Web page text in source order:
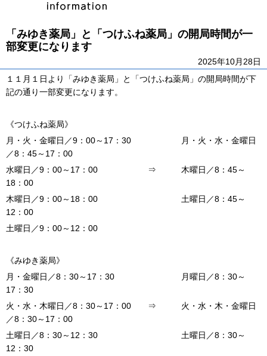
「みゆき薬局」と「つけふね薬局」の開局時間が一
部変更になります
2025年10月28日
１１月１日より「みゆき薬局」と「つけふね薬局」の開局時間が下
記の通り一部変更になります。
《つけふね薬局》
月・火・金曜日／9：00～17：30 月・火・水・金曜日
／8：45～17：00
水曜日／9：00～17：00 ⇒ 木曜日／8：45～
18：00
木曜日／9：00～18：00 土曜日／8：45～
12：00
土曜日／9：00～12：00
《みゆき薬局》
月・金曜日／8：30～17：30 月曜日／8：30～
17：30
火・水・木曜日／8：30～17：00 ⇒ 火・水・木・金曜日
／8：30～17：00
土曜日／8：30～12：30 土曜日／8：30～
12：30